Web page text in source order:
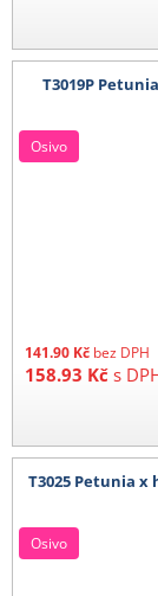
T3019P
141.90 Kč bez DPH
158.93 Kč s
Osivo
T3025 Petunia x
Osivo